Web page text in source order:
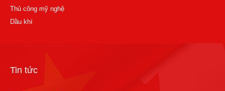
Thủ công mỹ nghệ
Dầu khí
Tin tức